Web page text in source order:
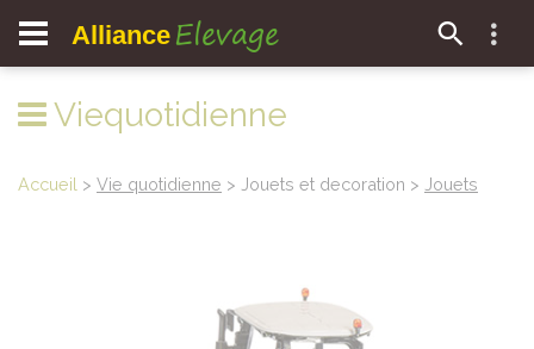
Alliance Elevage
Viequotidienne
Accueil > Vie quotidienne > Jouets et decoration > Jouets